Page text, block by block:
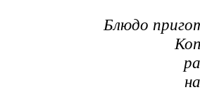
Блюдо